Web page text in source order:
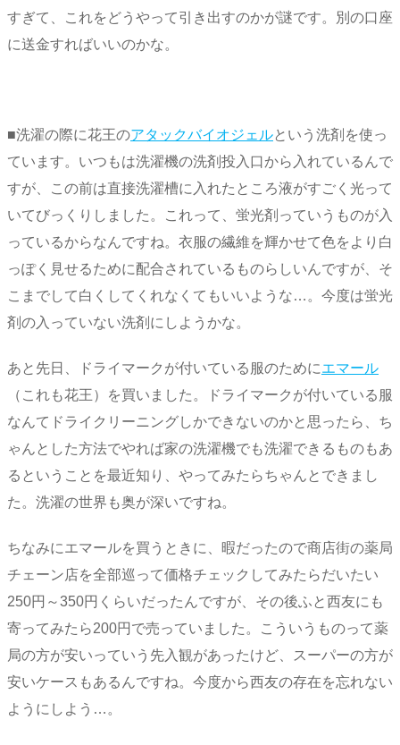
すぎて、これをどうやって引き出すのかが謎です。別の口座
に送金すればいいのかな。
■洗濯の際に花王のアタックバイオジェルという洗剤を使っ
ています。いつもは洗濯機の洗剤投入口から入れているんで
すが、この前は直接洗濯槽に入れたところ液がすごく光って
いてびっくりしました。これって、蛍光剤っていうものが入
っているからなんですね。衣服の繊維を輝かせて色をより白
っぽく見せるために配合されているものらしいんですが、そ
こまでして白くしてくれなくてもいいような…。今度は蛍光
剤の入っていない洗剤にしようかな。
あと先日、ドライマークが付いている服のためにエマール
（これも花王）を買いました。ドライマークが付いている服
なんてドライクリーニングしかできないのかと思ったら、ち
ゃんとした方法でやれば家の洗濯機でも洗濯できるものもあ
るということを最近知り、やってみたらちゃんとできまし
た。洗濯の世界も奥が深いですね。
ちなみにエマールを買うときに、暇だったので商店街の薬局
チェーン店を全部巡って価格チェックしてみたらだいたい
250円～350円くらいだったんですが、その後ふと西友にも
寄ってみたら200円で売っていました。こういうものって薬
局の方が安いっていう先入観があったけど、スーパーの方が
安いケースもあるんですね。今度から西友の存在を忘れない
ようにしよう…。